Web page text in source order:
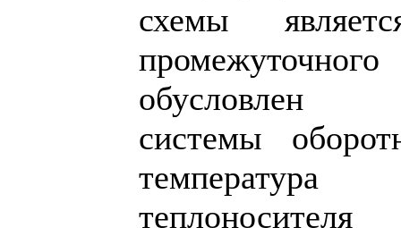
схемы
обусловлен
системы